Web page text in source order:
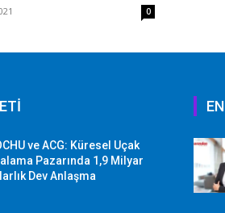
0
ve ACG: Küresel Uçak
Pazarında 1,9 Milyar
Dev Anlaşma